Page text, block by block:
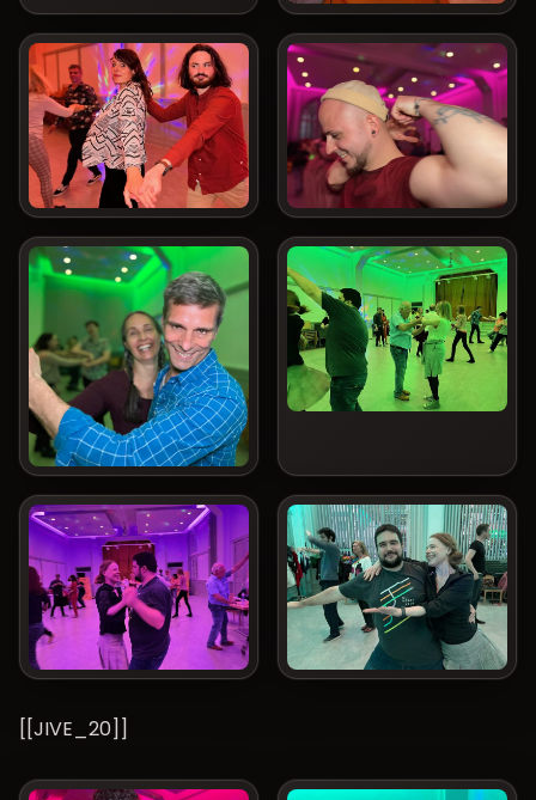
[[JIVE_20]]